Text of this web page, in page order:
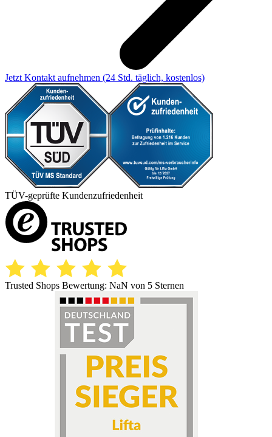
Jetzt Kontakt aufnehmen (24 Std. täglich, kostenlos)
TÜV-geprüfte Kundenzufriedenheit
Trusted Shops Bewertung: NaN von 5 Sternen